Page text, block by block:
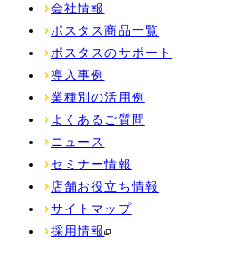
会社情報
ポスタス商品一覧
ポスタスのサポート
導入事例
業種別の活用例
よくあるご質問
ニュース
セミナー情報
店舗お役立ち情報
サイトマップ
採用情報